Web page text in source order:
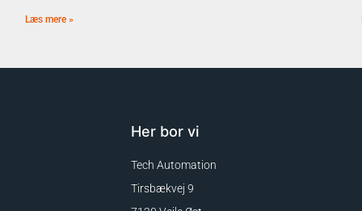
Læs mere »
Her bor vi
Tech Automation
Tirsbækvej 9